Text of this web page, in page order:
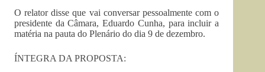
O relator disse que vai conversar pessoalmente com o
presidente da Câmara, Eduardo Cunha, para incluir a
matéria na pauta do Plenário do dia 9 de dezembro.
ÍNTEGRA DA PROPOSTA: